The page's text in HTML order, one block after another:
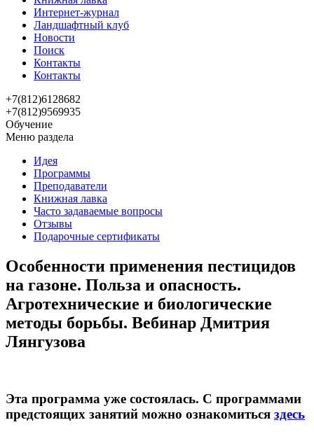
Интернет-журнал
Ландшафтный клуб
Новости
Поиск
Контакты
Контакты
+7(812)6128682
+7(812)9569935
Обучение
Меню раздела
Идея
Программы
Преподаватели
Книжная лавка
Часто задаваемые вопросы
Отзывы
Подарочные сертификаты
Особенности применения пестицидов
на газоне. Польза и опасность.
Агротехнические и биологические
методы борьбы. Вебинар Дмитрия
Лянгузова
Эта программа уже состоялась. С программами
предстоящих занятий можно ознакомиться здесь